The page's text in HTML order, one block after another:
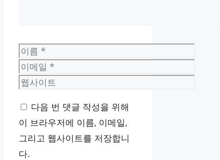
이
름
이
메
웹
이
트
다음 번 댓글 작성을 위해
이 브라우저에 이름, 이메일,
그리고 웹사이트를 저장합니
다.